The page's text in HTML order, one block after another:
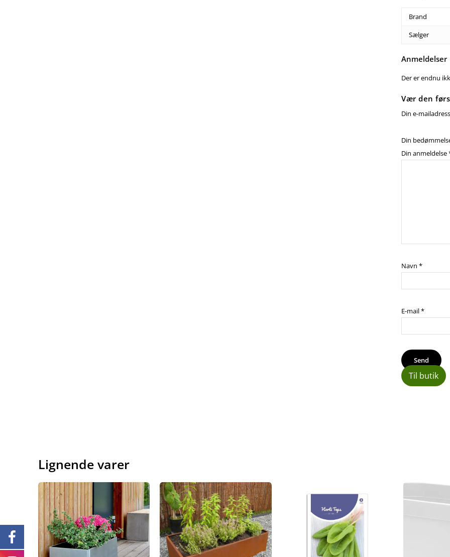
Brand
Sælger
Anmeldelser
Der er endnu
Vær den
Din e-
Din
Din anmeldelse
Navn*
E-mail*
Til butik
Lignende varer